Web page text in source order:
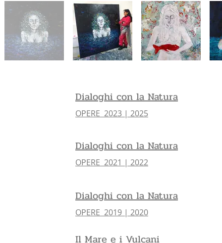
Dialoghi con la Natura
OPERE 2023 | 2025
Dialoghi con la Natura
OPERE 2021 | 2022
Dialoghi con la Natura
OPERE 2019 | 2020
Il Mare e i Vulcani